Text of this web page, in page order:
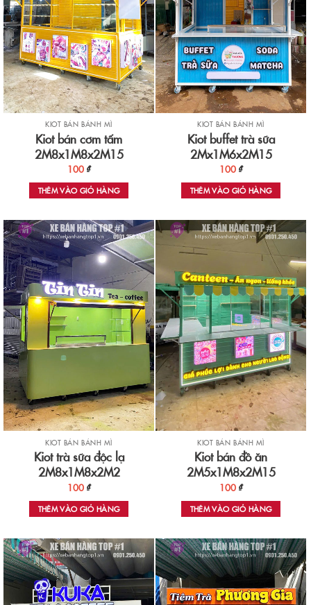
KIOT BÁN BÁNH MÌ
Kiot bán cơm tấm
2M8x1M8x2M15
100 ₫
THÊM VÀO GIỎ HÀNG
KIOT BÁN BÁNH MÌ
Kiot buffet trà sữa
2Mx1M6x2M15
100 ₫
THÊM VÀO GIỎ HÀNG
KIOT BÁN BÁNH MÌ
Kiot trà sữa độc lạ
2M8x1M8x2M2
100 ₫
THÊM VÀO GIỎ HÀNG
KIOT BÁN BÁNH MÌ
Kiot bán đồ ăn
2M5x1M8x2M15
100 ₫
THÊM VÀO GIỎ HÀNG